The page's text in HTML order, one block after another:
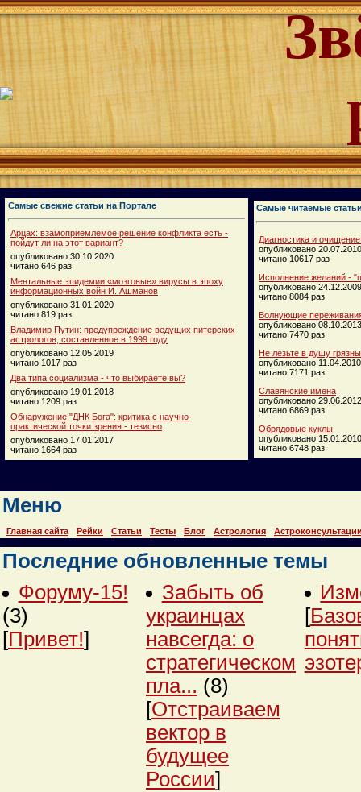
Самые свежие статьи на Портале
Арцах: взамоприемлемое решение конфликта есть -
пойдут ли на этот вариант?
опубликовано 30.10.2020
читано 646 раз
Ментальные эпидемии «мозговые» вирусы в эпоху
информационных войн И. Ашманов
опубликовано 31.01.2020
читано 819 раз
Владимир Путин: предупреждение ведущих питерских
астрологов, составленное в 1999 году
опубликовано 12.05.2019
читано 1017 раз
Два типа социализма - что выбираете вы?
опубликовано 19.01.2018
читано 1209 раз
Обнаружение "ДНК Бога": критика с научно-
практической точки зрения - тезисно
опубликовано 17.01.2017
читано 1664 раз
Самые читаемые
Диагностика и
опубликовано 20.07.2010
читано 10617 раз
Исполнение желаний -
опубликовано 24.12.2009
читано 8084 раз
Волнующие
опубликовано 08.10.2013
читано 7470 раз
Не лезьте в душу
опубликовано 11.04.2010
читано 7171 раз
Славянские имена
опубликовано 29.06.2012
читано 6869 раз
Обрядовые куклы
опубликовано 15.01.2010
читано 6748 раз
Меню
Главная сайта Рейки Статьи Тесты Блог Астрология
Последние обновленные темы
Форуму-15!
(3)
[Привет!]
Забыть об
украинцах
навсегда: о
стратегическом
пла... (8)
[Отстраиваем
вектор в
будущее
России]
[